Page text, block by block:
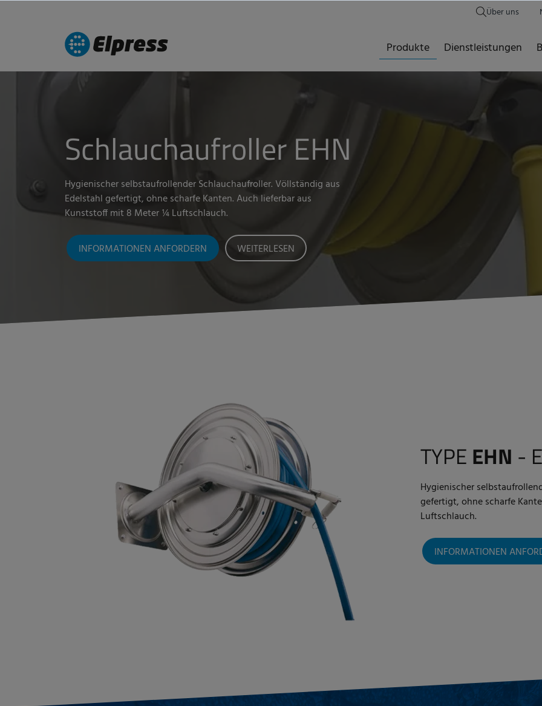
Über uns
Produkte Dienstleistungen
Schlauchaufroller EHN
Hygienischer selbstaufrollender Schlauchaufroller. Völlständig aus
Edelstahl gefertigt, ohne scharfe Kanten. Auch lieferbar aus
Kunststoff mit 8 Meter ¼ Luftschlauch.
INFORMATIONEN ANFORDERN WEITERLESEN
TYPE EHN -
Hygienischer
gefertigt, ohne scharfe
Luftschlauch.
INFORMATIONEN